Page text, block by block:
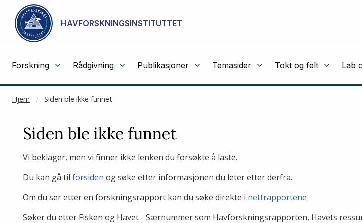
Gå til hovedinnhold
HAVFORSKNINGSINSTITUTTET
Forskning Rådgivning Publikasjoner Temasider Tokt og felt Lab
Hjem Siden ble ikke funnet
NOT CACHED
Siden ble ikke funnet
Vi beklager, men vi finner ikke lenken du forsøkte å laste.
Du kan gå til forsiden og søke etter informasjonen du leter etter derfra.
Om du ser etter en forskningsrapport kan du søke direkte i nettrapportene
Søker du etter Fisken og Havet - Særnummer som Havforskningsrapporten, Havets